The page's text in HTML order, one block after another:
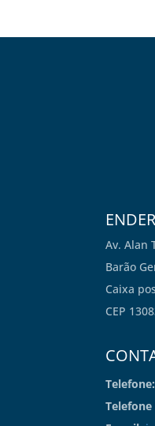
Av. Alan
Barão
Caixa
CEP
Telefone:
Telefone